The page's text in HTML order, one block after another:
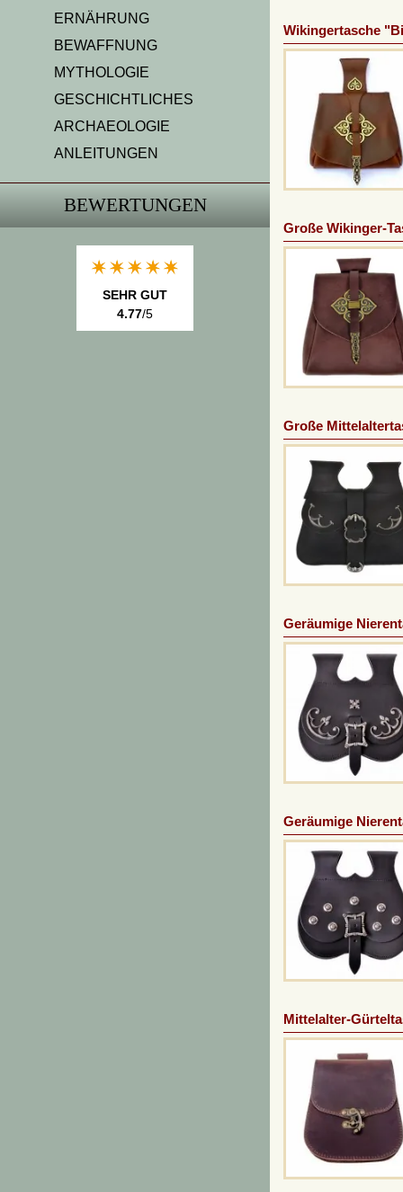
ERNÄHRUNG
BEWAFFNUNG
MYTHOLOGIE
GESCHICHTLICHES
ARCHAEOLOGIE
ANLEITUNGEN
BEWERTUNGEN
SEHR GUT
4.77/5
Wikingertasche
Große Wikinger-
Große
Geräumige
Geräumige
Mittelalter-